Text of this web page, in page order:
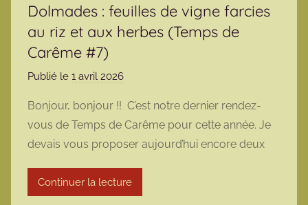
Dolmades : feuilles de vigne farcies
au riz et aux herbes (Temps de
Carême #7)
Publié le 1 avril 2026
m
a
r
m
Bonjour, bonjour !! C’est notre dernier rendez-
vous de Temps de Carême pour cette année. Je
devais vous proposer aujourd’hui encore deux
Continuer la lecture